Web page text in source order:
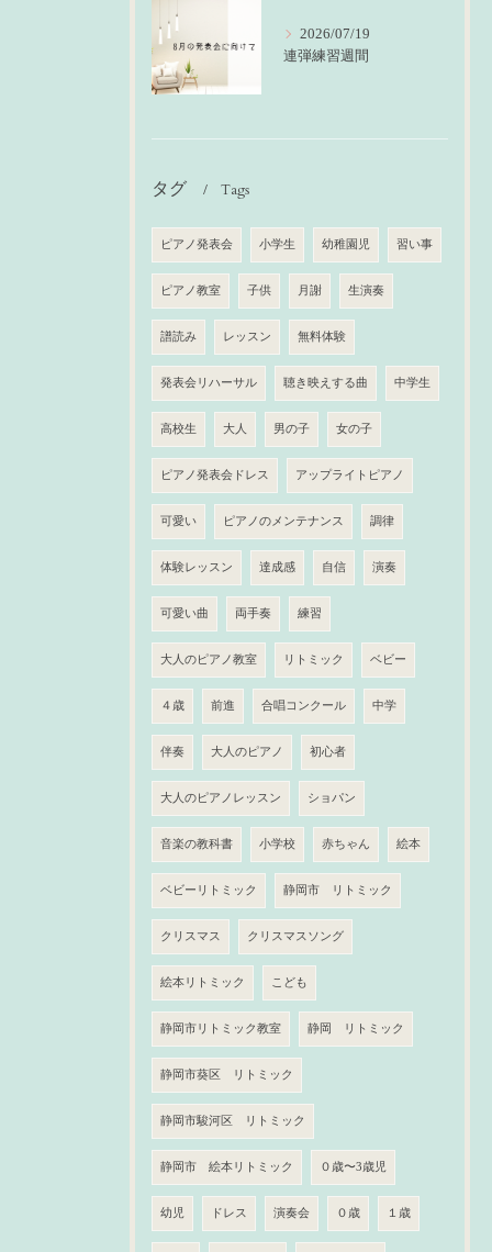
2026/07/19
連弾練習週間
タグ Tags
ピアノ発表会 小学生 幼稚園児 習い事
ピアノ教室 子供 月謝 生演奏
譜読み レッスン 無料体験
発表会リハーサル 聴き映えする曲 中学生
高校生 大人 男の子 女の子
ピアノ発表会ドレス アップライトピアノ
可愛い ピアノのメンテナンス 調律
体験レッスン 達成感 自信 演奏
可愛い曲 両手奏 練習
大人のピアノ教室 リトミック ベビー
４歳 前進 合唱コンクール 中学
伴奏 大人のピアノ 初心者
大人のピアノレッスン ショパン
音楽の教科書 小学校 赤ちゃん 絵本
ベビーリトミック 静岡市 リトミック
クリスマス クリスマスソング
絵本リトミック こども
静岡市リトミック教室 静岡 リトミック
静岡市葵区 リトミック
静岡市駿河区 リトミック
静岡市 絵本リトミック ０歳〜3歳児
幼児 ドレス 演奏会 ０歳 １歳